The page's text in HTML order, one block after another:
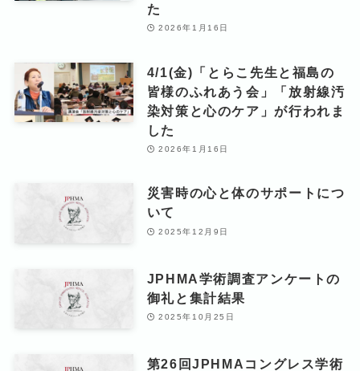
た
2026年1月16日
4/1(金)「とらこ先生と福島の
皆様のふれあう会」「放射線汚
染対策と心のケア」が行われま
した
2026年1月16日
災害時の心と体のサポートにつ
いて
2025年12月9日
JPHMA学術調査アンケートの
御礼と集計結果
2025年10月25日
第26回JPHMAコングレス学術